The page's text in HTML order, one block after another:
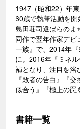
1947（昭和22）年
60歳で執筆活動を
島田荘司選ばらのま
同作で翌年作家デ
一族』で、2014年
に。2016年『ミネ
補となり、注目を浴
『敗者の告白』『
似合う』『極上の罠
書籍一覧